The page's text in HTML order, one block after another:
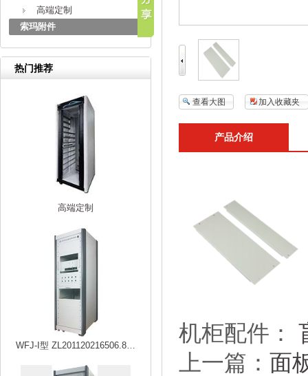
高端定制
索玛附件
热门推荐
高端定制
WFJ-I型 ZL201120216506.8…
查看大图 加入收藏夹
产品介绍
机柜配件：
上一篇： 面